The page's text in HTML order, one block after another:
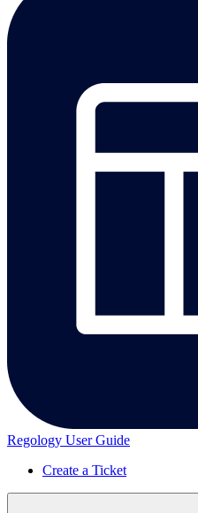
Regology User Guide
Create a Ticket